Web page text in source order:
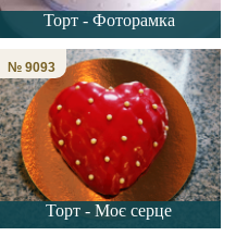
Торт - Фоторамка
Торт - Моє серце
№ 9093